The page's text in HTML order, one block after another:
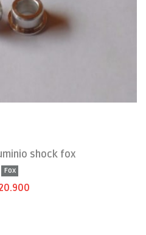
shock fox
Fox